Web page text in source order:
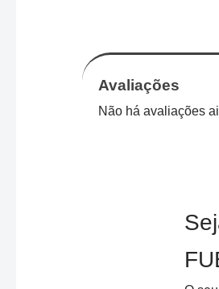
Avaliações
Não há avaliações